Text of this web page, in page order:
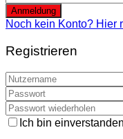
Anmeldung
Noch kein Konto? Hier
Registrieren
Ich bin einverstanden